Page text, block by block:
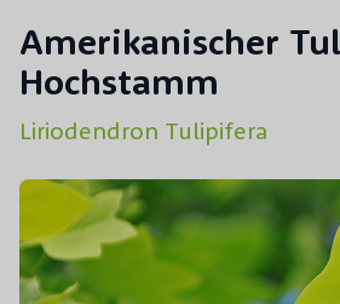
Amerikanischer
Hochstamm
Liriodendron Tulipifera